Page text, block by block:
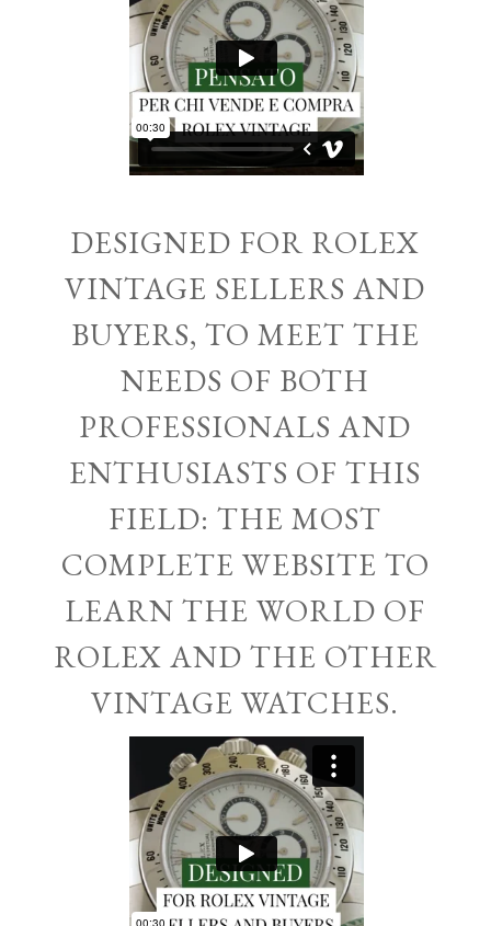
DESIGNED FOR ROLEX
VINTAGE SELLERS AND
BUYERS, TO MEET THE
NEEDS OF BOTH
PROFESSIONALS AND
ENTHUSIASTS OF THIS
FIELD: THE MOST
COMPLETE WEBSITE TO
LEARN THE WORLD OF
ROLEX AND THE OTHER
VINTAGE WATCHES.